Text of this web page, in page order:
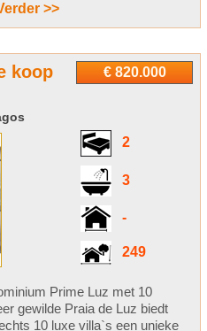
>>
€ 820.000
koop
2
3
-
249
Prime Luz met 10
gewilde Praia de Luz biedt
10 luxe villa`s een unieke